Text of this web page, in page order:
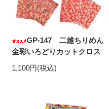
GP-147 二越ちりめん
金彩いろどりカットクロス
1,100円(税込)